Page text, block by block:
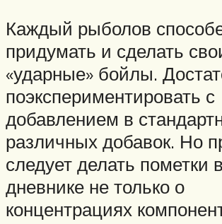
Каждый рыболов
придумать и сделать
«ударные» бойлы.
поэкспериментировать с
добавлением в
различных добавок. Но
следует делать пометки
дневнике не только о
концентрациях